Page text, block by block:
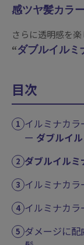
感ツヤ髪カラー
さらに透明感を
ダブルイルミ
目次
イルミナカ
ー ダブルイ
ダブルイルミ
イルミナカ
イルミナカラ
ダメージに